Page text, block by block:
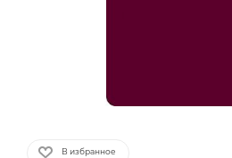
В избранное